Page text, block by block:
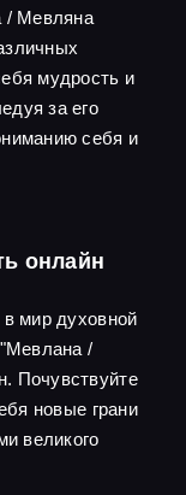
/ Мевляна
мудрость и
за его
себя и
онлайн
в мир духовной
/
Почувствуйте
новые грани
великого